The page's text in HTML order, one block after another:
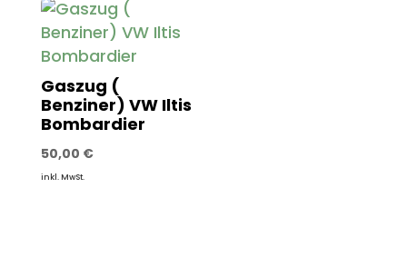
Gaszug (
Benziner) VW Iltis
Bombardier
50,00 €
inkl. MwSt.